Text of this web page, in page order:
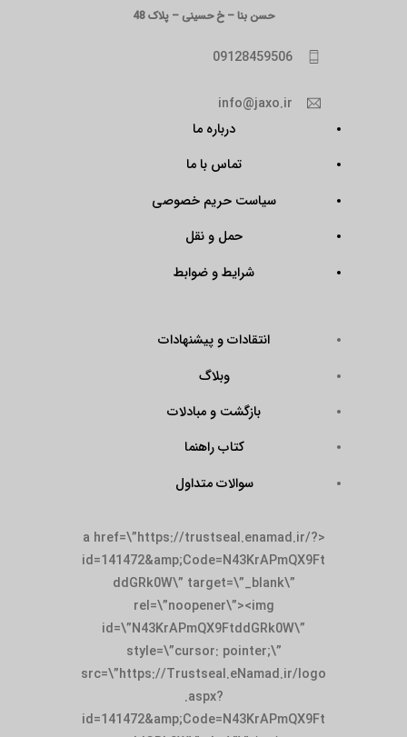
حسن بنا – خ حسینی – پلاک 48
09128459506
info@jaxo.ir
درباره ما
تماس با ما
سیاست حریم خصوصی
حمل و نقل
شرایط و ضوابط
انتقادات و پیشنهادات
وبلاگ
بازگشت و مبادلات
کتاب راهنما
سوالات متداول
<a href=\”https://trustseal.enamad.ir/?
id=141472&amp;Code=N43KrAPmQX9Ft
ddGRk0W\” target=\”_blank\”
rel=\”noopener\”><img
id=\”N43KrAPmQX9FtddGRk0W\”
style=\”cursor: pointer;\”
src=\”https://Trustseal.eNamad.ir/logo
.aspx?
id=141472&amp;Code=N43KrAPmQX9Ft